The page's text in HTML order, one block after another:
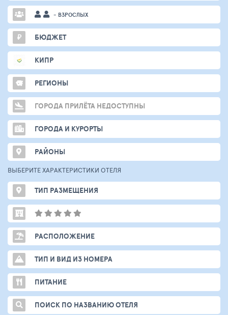
- ВЗРОСЛЫХ
₽ БЮДЖЕТ
КИПР
РЕГИОНЫ
ГОРОДА ПРИЛЁТА НЕДОСТУПНЫ
ГОРОДА И КУРОРТЫ
РАЙОНЫ
ВЫБЕРИТЕ ХАРАКТЕРИСТИКИ ОТЕЛЯ
ТИП РАЗМЕЩЕНИЯ
РАСПОЛОЖЕНИЕ
ТИП И ВИД ИЗ НОМЕРА
ПИТАНИЕ
ПОИСК ПО НАЗВАНИЮ ОТЕЛЯ